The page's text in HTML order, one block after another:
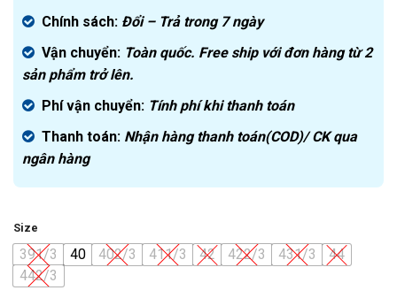
Chính sách: Đổi – Trả trong 7 ngày
Vận chuyển: Toàn quốc. Free ship với đơn hàng từ 2
sản phẩm trở lên.
Phí vận chuyển: Tính phí khi thanh toán
Thanh toán: Nhận hàng thanh toán(COD)/ CK qua
ngân hàng
Size
391/3 40 402/3 411/3 42 422/3 431/3
44
442/3